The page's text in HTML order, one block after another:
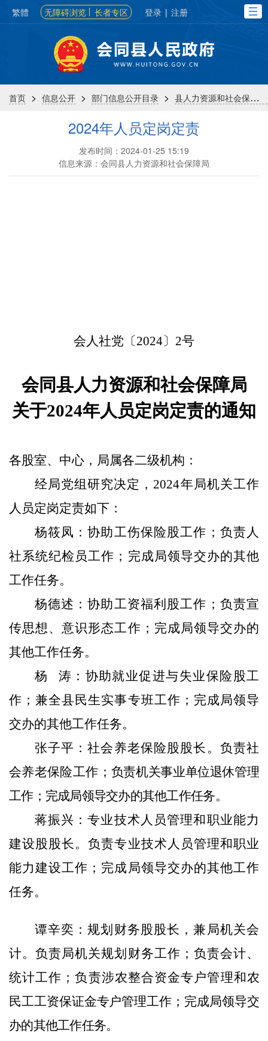
繁體 无障碍浏览 长者专区 登录 | 注册
首页 > 信息公开 > 部门信息公开目录 > 县人力资源和社会保障局
2024年人员定岗定责
发布时间：2024-01-25 15:19
信息来源：会同县人力资源和社会保障局
会人社党 〔2024〕 2号
会同县人力资源和社会保障局
关于2024年人员定岗定责的通知
各股室、中心，局属各二级机构：
经局党组研究决定， 2024年局机关工作
人员定岗定责如下：
杨筱凤 ：协助工伤保险股工作； 负责人
社系统纪检员工作； 完成局领导交办的其他
工作任务。
杨德述 ：协助工资福利股工作 ； 负责宣
传思想、意识形态工作； 完成局领导交办的
其他工作任务。
杨
涛 ： 协助就业促进与失业保险股工
作；兼全县民生实事专班工作； 完成局领导
交办的其他工作任务。
张子平 ：社会养老保险股股长。负责社
会养老保险工作； 负责机关事业单位退休管理
工作；完成局领导交办的其他工作任务。
蒋振兴：专业技术人员管理和职业能力
建设股股长。负责专业技术人员管理和职业
能力建设工作；完成局领导交办的其他工作
任务。
谭辛奕：规划财务股股长 ，兼局机关会
计。负责局机关规划财务工作；负责会计、
统计工作；负责涉农整合资金专户管理和农
民工工资保证金专户管理工作；完成局领导交
办的其他工作任务。